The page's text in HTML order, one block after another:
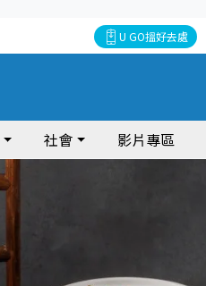
U GO搵好去處
社會 影片專區